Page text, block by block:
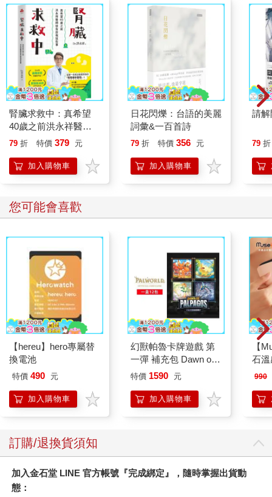
腎臟求救中：真希望
40歲之前洪永祥醫師
就告訴我這些事
79 折 特價 379 元
加入購物車
日花閃爍：台語的美麗
詞彙&一百首詩
79 折 特價 356 元
加入購物車
請解
79 折
您可能會喜歡
【hereu】hero專屬替
換電池
特價 490 元
加入購物車
幻獸帕魯卡牌遊戲 第
一彈 補充包 Dawn of
Palpagos（日文版一
特價 1590 元
加入購物車
【
石
990
訂購/退換貨須知
加入金石堂 LINE 官方帳號『完成綁定』，隨時掌握出貨動
態：